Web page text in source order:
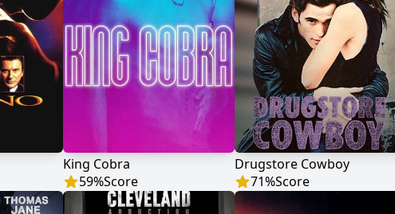
King Cobra
59%Score
Drugstore Cowboy
71%Score